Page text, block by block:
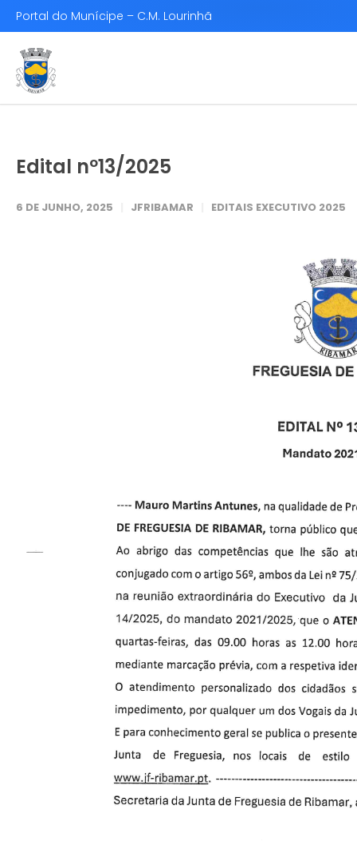
Portal do Munícipe – C.M. Lourinhã
Edital nº13/2025
6 DE JUNHO, 2025 JFRIBAMAR EDITAIS EXECUTIVO 2025